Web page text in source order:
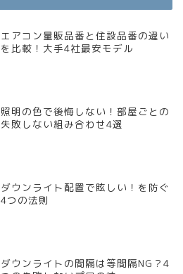
エアコン量販品番と住設品番の違い
を比較！大手4社最安モデル
照明の色で後悔しない！部屋ごとの
失敗しない組み合わせ4選
ダウンライト配置で眩しい！を防ぐ
4つの法則
ダウンライトの間隔は等間隔NG？4